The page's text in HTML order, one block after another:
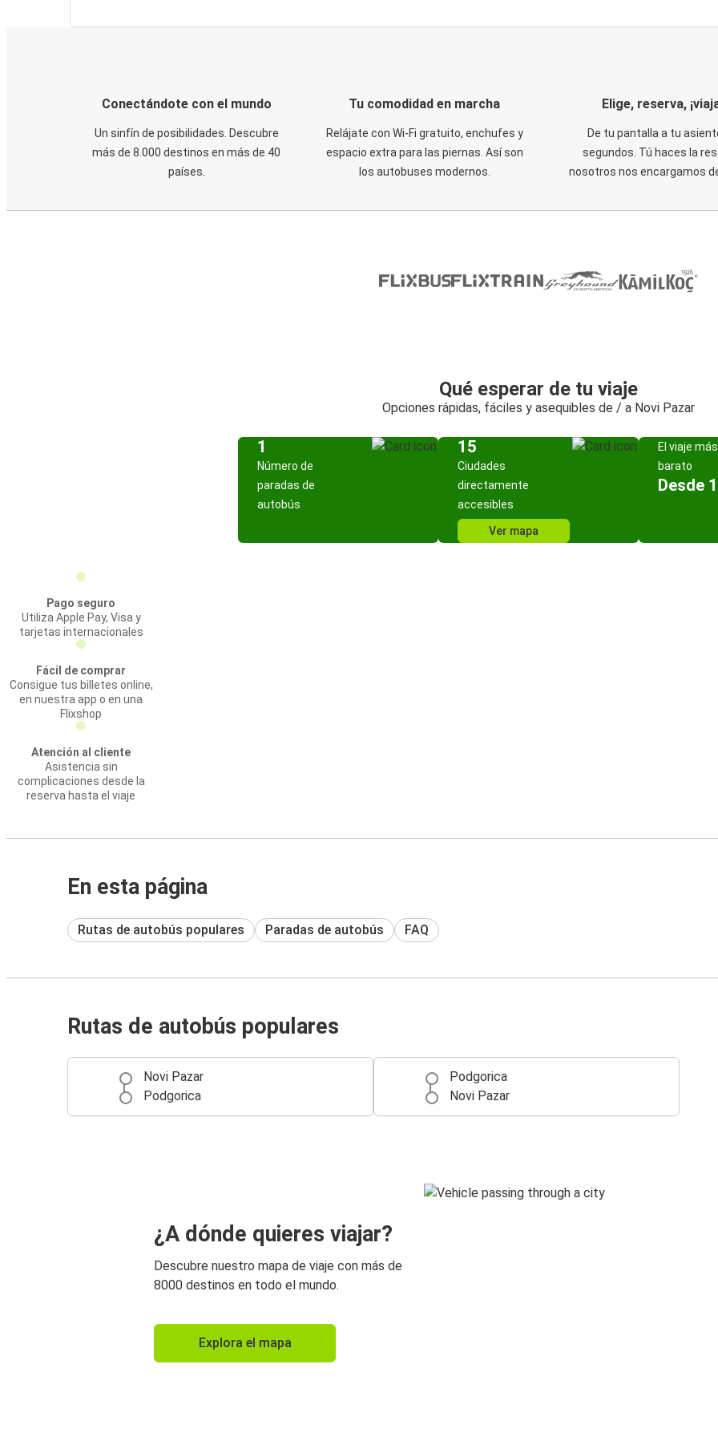
Conectándote con el mundo
Un sinfín de posibilidades. Descubre
más de 8.000 destinos en más de 40
países.
Tu comodidad en marcha
Relájate con Wi-Fi gratuito, enchufes y
espacio extra para las piernas. Así son
los autobuses modernos.
Elige, reserva,
De tu pantalla a tu
segundos. Tú haces la
nosotros nos encargamos
Qué esperar de tu viaje
Opciones rápidas, fáciles y asequibles de / a Novi Pazar
1
Número de
paradas de
autobús
15
Ciudades
directamente
accesibles
Ver mapa
El viaje más
barato
Desde
Pago seguro
Utiliza Apple Pay, Visa y
tarjetas internacionales
Fácil de comprar
Consigue tus billetes online,
en nuestra app o en una
Flixshop
Atención al cliente
Asistencia sin
complicaciones desde la
reserva hasta el viaje
En esta página
Rutas de autobús populares Paradas de autobús FAQ
Rutas de autobús populares
Novi Pazar
Podgorica
Podgorica
Novi Pazar
¿A dónde quieres viajar?
Descubre nuestro mapa de viaje con más de
8000 destinos en todo el mundo.
Explora el mapa